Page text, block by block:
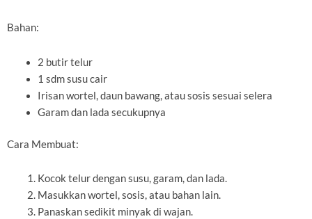
Bahan:
2 butir telur
1 sdm susu cair
Irisan wortel, daun bawang, atau sosis sesuai selera
Garam dan lada secukupnya
Cara Membuat:
Kocok telur dengan susu, garam, dan lada.
Masukkan wortel, sosis, atau bahan lain.
Panaskan sedikit minyak di wajan.